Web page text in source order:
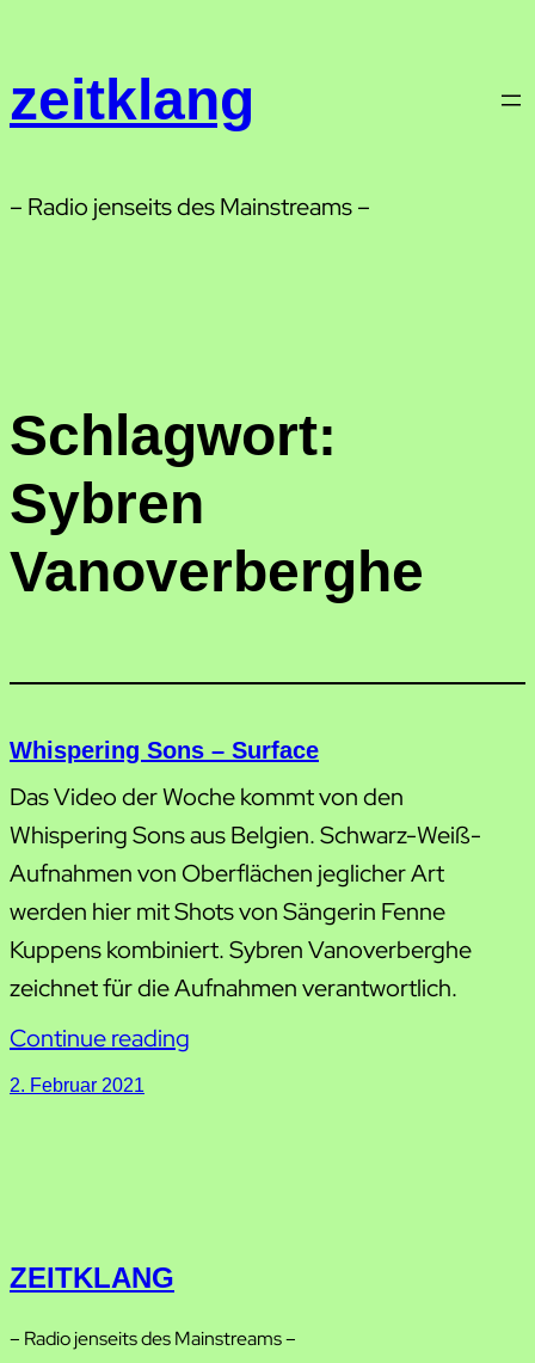
springen
zeitklang
– Radio jenseits des Mainstreams –
Schlagwort:
Sybren
Vanoverberghe
Whispering Sons – Surface
Das Video der Woche kommt von den
Whispering Sons aus Belgien. Schwarz-Weiß-
Aufnahmen von Oberflächen jeglicher Art
werden hier mit Shots von Sängerin Fenne
Kuppens kombiniert. Sybren Vanoverberghe
zeichnet für die Aufnahmen verantwortlich.
Continue reading
2. Februar 2021
ZEITKLANG
– Radio jenseits des Mainstreams –